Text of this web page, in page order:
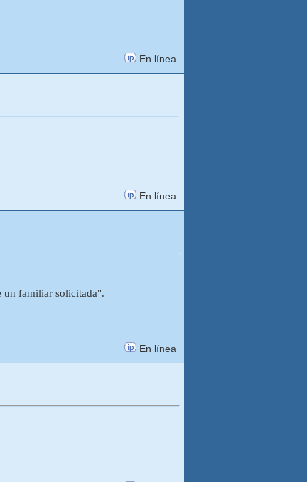
En línea
En línea
un familiar solicitada".
En línea